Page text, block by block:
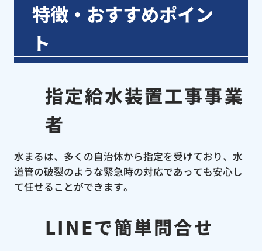
特徴・おすすめポイン
ト
指定給水装置工事事業
者
水まるは、多くの自治体から指定を受けており、水
道管の破裂のような緊急時の対応であっても安心し
て任せることができます。
LINEで簡単問合せ